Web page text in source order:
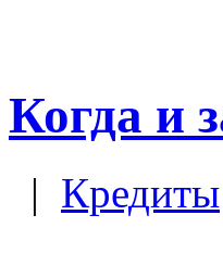
Когда и
| Кредиты